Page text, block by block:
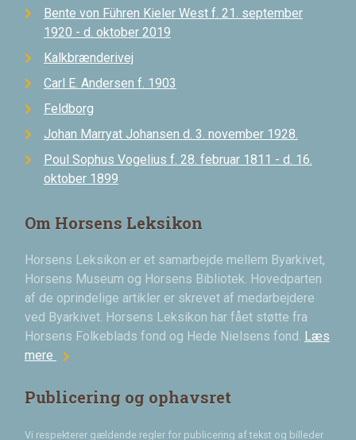
Bente von Führen Kieler West f. 21. september
1920 - d. oktober 2019
Kalkbrænderivej
Carl E. Andersen f. 1903
Feldborg
Johan Marryat Johansen d. 3. november 1928.
Poul Sophus Vogelius f. 28. februar 1811 - d. 16.
oktober 1899
Om Horsens Leksikon
Horsens Leksikon er et samarbejde mellem Byarkivet,
Horsens Museum og Horsens Bibliotek. Hovedparten
af de oprindelige artikler er skrevet af medarbejdere
ved Byarkivet. Horsens Leksikon har fået støtte fra
Horsens Folkeblads fond og Hede Nielsens fond. Læs
mere chevron_right
Publicering og ophavsret
Vi respekterer gældende regler for publicering af tekst og billeder